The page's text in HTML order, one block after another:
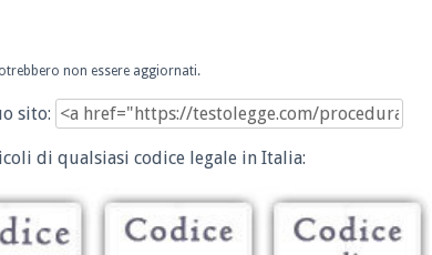
non essere aggiornati.
sito:
di qualsiasi codice legale in Italia: